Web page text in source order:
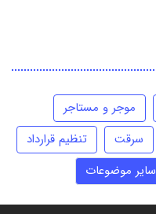
موجر و مستاجر
سرقت
تنظیم قرارداد
سایر موضوعات